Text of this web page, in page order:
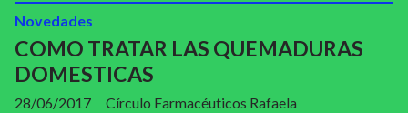
COMO TRATAR LAS QUEMADURAS
DOMESTICAS
Círculo Farmacéuticos Rafaela
Novedades
28/06/2017